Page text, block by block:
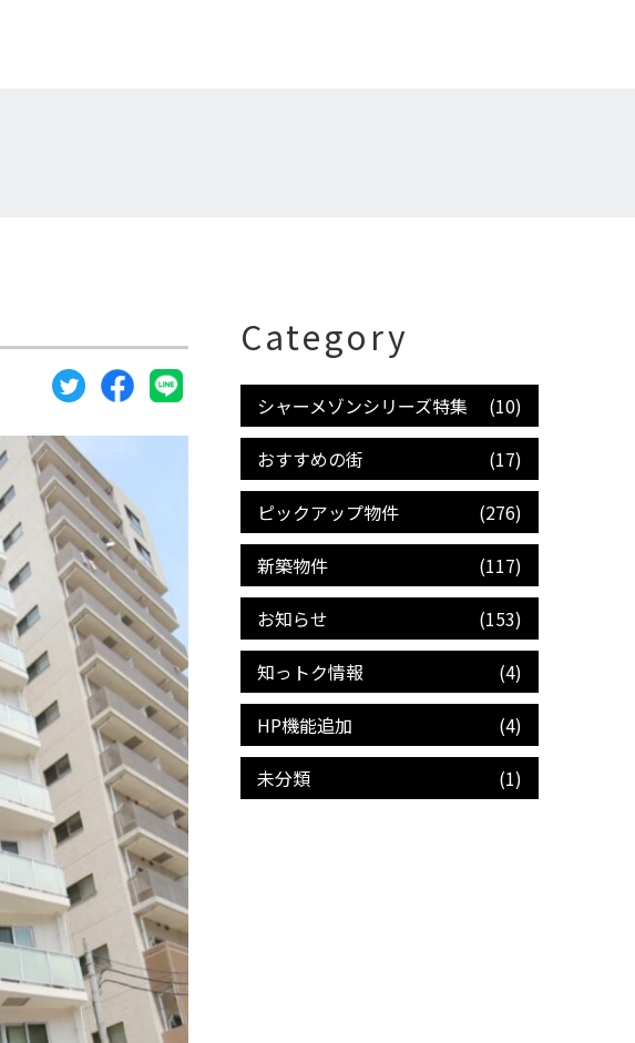
Category
シャーメゾンシリーズ特集
(10)
おすすめの街
(17)
ピックアップ物件
(276)
新築物件
(117)
お知らせ
(153)
知っトク情報
(4)
HP機能追加
(4)
未分類
(1)